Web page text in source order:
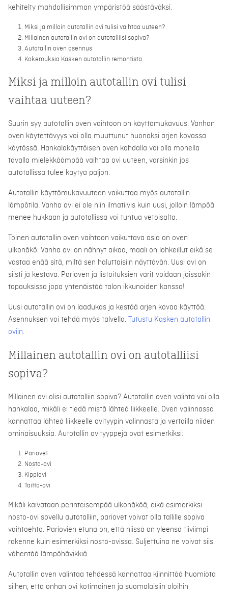
kehitelty mahdollisimman ympäristöä säästäväksi.
Miksi ja milloin autotallin ovi tulisi vaihtaa uuteen?
Millainen autotallin ovi on autotalliisi sopiva?
Autotallin oven asennus
Kokemuksia Kasken autotallin remontista
Miksi ja milloin autotallin ovi tulisi
vaihtaa uuteen?
Suurin syy autotallin oven vaihtoon on käyttömukavuus. Vanhan
oven käytettävyys voi olla muuttunut huonoksi arjen kovassa
käytössä. Hankalakäyttöisen oven kohdalla voi olla monella
tavalla mielekkäämpää vaihtaa ovi uuteen, varsinkin jos
autotallissa tulee käytyä paljon.
Autotallin käyttömukavuuteen vaikuttaa myös autotallin
lämpötila. Vanha ovi ei ole niin ilmatiivis kuin uusi, jolloin lämpöä
menee hukkaan ja autotallissa voi tuntua vetoisalta.
Toinen autotallin oven vaihtoon vaikuttava asia on oven
ulkonäkö. Vanha ovi on nähnyt aikaa, maali on lohkeillut eikä se
vastaa enää sitä, miltä sen haluttaisiin näyttävän. Uusi ovi on
siisti ja kestävä. Parioven ja listoituksien värit voidaan joissakin
tapauksissa jopa yhtenäistää talon ikkunoiden kanssa!
Uusi autotallin ovi on laadukas ja kestää arjen kovaa käyttöä.
Asennuksen voi tehdä myös talvella.
Tutustu Kasken autotallin
oviin.
Millainen autotallin ovi on autotalliisi
sopiva?
Millainen ovi olisi autotalliin sopiva? Autotallin oven valinta voi olla
hankalaa, mikäli ei tiedä mistä lähteä liikkeelle. Oven valinnassa
kannattaa lähteä liikkeelle ovityypin valinnasta ja vertailla niiden
ominaisuuksia. Autotallin ovityyppejä ovat esimerkiksi:
Pariovet
Nosto-ovi
Kippiovi
Taitto-ovi
Mikäli kaivataan perinteisempää ulkonäköä, eikä esimerkiksi
nosto-ovi sovellu autotalliin, pariovet voivat olla tallille sopiva
vaihtoehto. Pariovien etuna on, että niissä on yleensä tiiviimpi
rakenne kuin esimerkiksi nosto-ovissa. Suljettuina ne voivat siis
vähentää lämpöhävikkiä.
Autotallin oven valintaa tehdessä kannattaa kiinnittää huomiota
siihen, että onhan ovi kotimainen ja suomalaisiin oloihin